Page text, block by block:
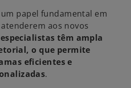
papel fundamental em
aos novos
têm ampla
o que permite
eficientes e
.